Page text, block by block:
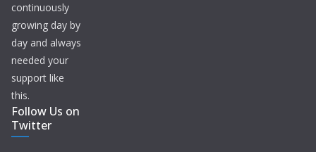
continuously
growing day by
day and always
needed your
support like
this.
Follow Us on
Twitter